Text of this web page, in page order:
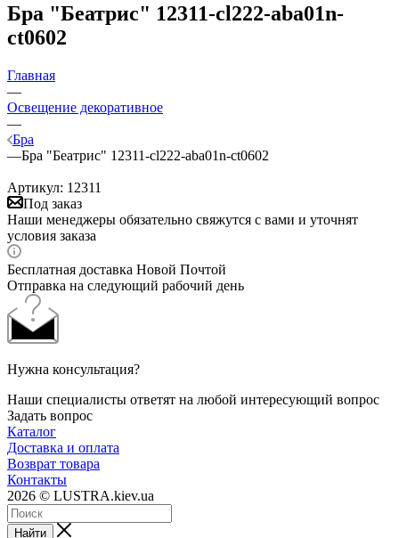
Бра "Беатрис" 12311-cl222-aba01n-
ct0602
Главная
—
Освещение декоративное
—
Бра
—Бра "Беатрис" 12311-cl222-aba01n-ct0602
Артикул: 12311
Под заказ
Наши менеджеры обязательно свяжутся с вами и уточнят
условия заказа
Бесплатная доставка Новой Почтой
Отправка на следующий рабочий день
Нужна консультация?
Наши специалисты ответят на любой интересующий вопрос
Задать вопрос
Каталог
Доставка и оплата
Возврат товара
Контакты
2026 © LUSTRA.kiev.ua
Найти